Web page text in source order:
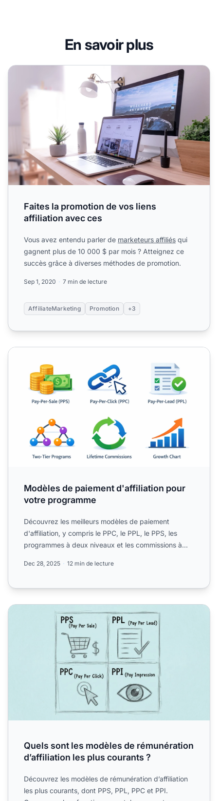
En savoir plus
Faites la promotion de vos liens affiliation avec ces
Faites la promotion de vos liens
affiliation avec ces
Vous avez entendu parler de marketeurs affiliés qui
gagnent plus de 10 000 $ par mois ? Atteignez ce
succès grâce à diverses méthodes de promotion.
Sep 1, 2020 7 min de lecture
AffiliateMarketing Promotion +3
Modèles de paiement d'affiliation pour votre programme
Modèles de paiement d'affiliation pour
votre programme
Découvrez les meilleurs modèles de paiement
d'affiliation, y compris le PPC, le PPL, le PPS, les
programmes à deux niveaux et les commissions à
Dec 28, 2025 12 min de lecture
Quels sont les modèles de rémunération d’affiliation les
Quels sont les modèles de rémunération
d’affiliation les plus courants ?
Découvrez les modèles de rémunération d’affiliation
les plus courants, dont PPS, PPL, PPC et PPI.